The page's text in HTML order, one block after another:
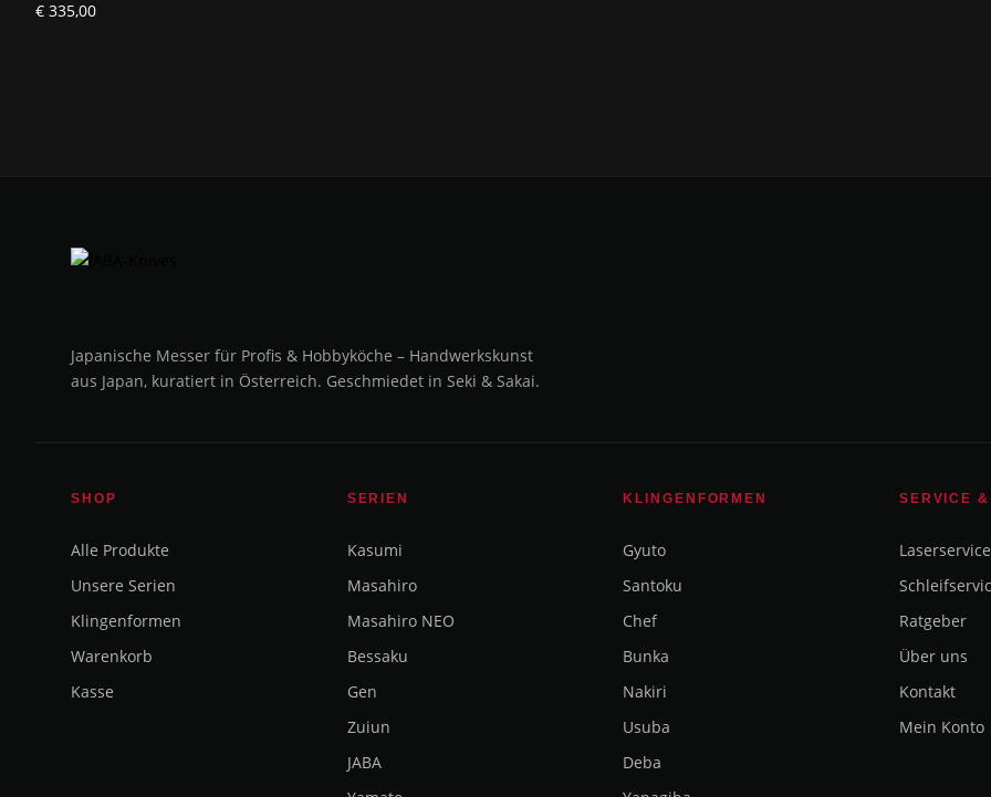
€ 335,00
Japanische Messer für Profis & Hobbyköche – Handwerkskunst
aus Japan, kuratiert in Österreich. Geschmiedet in Seki & Sakai.
SHOP
Alle Produkte
Unsere Serien
Klingenformen
Warenkorb
Kasse
SERIEN
Kasumi
Masahiro
Masahiro NEO
Bessaku
Gen
Zuiun
JABA
KLINGENFORMEN
Gyuto
Santoku
Chef
Bunka
Nakiri
Usuba
Deba
SERVICE
Laserservice
Ratgeber
Über uns
Kontakt
Mein Konto